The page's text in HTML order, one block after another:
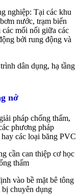
nghiệp: Tại các khu
nước, trạm biến
mối nối giữa các
bởi rung động và
nở
pháp chống thấm,
phương pháp
các loại băng PVC
cần can thiệp cơ học
thấm
vào bề mặt bê tông
chuyên dụng